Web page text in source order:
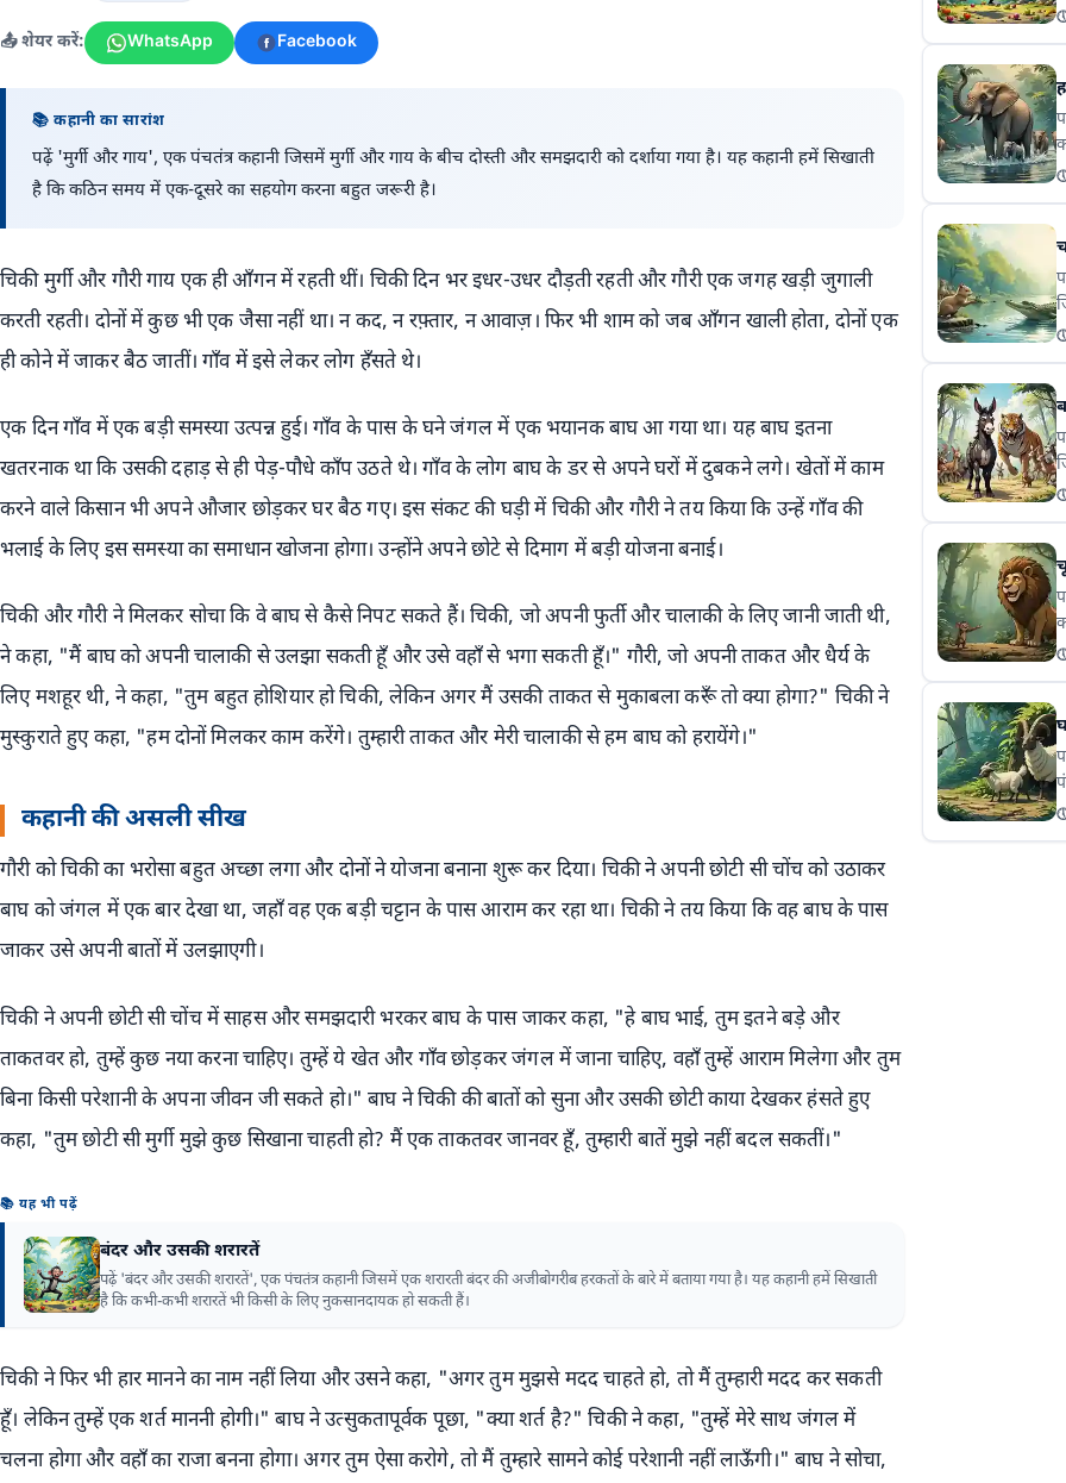
📤 शेयर करें: WhatsApp Facebook
📚 कहानी का सारांश
पढ़ें 'मुर्गी और गाय', एक पंचतंत्र कहानी जिसमें मुर्गी और गाय के बीच दोस्ती और समझदारी को दर्शाया गया है। यह कहानी हमें सिखाती
है कि कठिन समय में एक-दूसरे का सहयोग करना बहुत जरूरी है।
चिकी मुर्गी और गौरी गाय एक ही आँगन में रहती थीं। चिकी दिन भर इधर-उधर दौड़ती रहती और गौरी एक जगह खड़ी जुगाली
करती रहती। दोनों में कुछ भी एक जैसा नहीं था। न कद, न रफ़्तार, न आवाज़। फिर भी शाम को जब आँगन खाली होता, दोनों एक
ही कोने में जाकर बैठ जातीं। गाँव में इसे लेकर लोग हँसते थे।
एक दिन गाँव में एक बड़ी समस्या उत्पन्न हुई। गाँव के पास के घने जंगल में एक भयानक बाघ आ गया था। यह बाघ इतना
खतरनाक था कि उसकी दहाड़ से ही पेड़-पौधे काँप उठते थे। गाँव के लोग बाघ के डर से अपने घरों में दुबकने लगे। खेतों में काम
करने वाले किसान भी अपने औजार छोड़कर घर बैठ गए। इस संकट की घड़ी में चिकी और गौरी ने तय किया कि उन्हें गाँव की
भलाई के लिए इस समस्या का समाधान खोजना होगा। उन्होंने अपने छोटे से दिमाग में बड़ी योजना बनाई।
चिकी और गौरी ने मिलकर सोचा कि वे बाघ से कैसे निपट सकते हैं। चिकी, जो अपनी फुर्ती और चालाकी के लिए जानी जाती थी,
ने कहा, "मैं बाघ को अपनी चालाकी से उलझा सकती हूँ और उसे वहाँ से भगा सकती हूँ।" गौरी, जो अपनी ताकत और धैर्य के
लिए मशहूर थी, ने कहा, "तुम बहुत होशियार हो चिकी, लेकिन अगर मैं उसकी ताकत से मुकाबला करूँ तो क्या होगा?" चिकी ने
मुस्कुराते हुए कहा, "हम दोनों मिलकर काम करेंगे। तुम्हारी ताकत और मेरी चालाकी से हम बाघ को हरायेंगे।"
कहानी की असली सीख
गौरी को चिकी का भरोसा बहुत अच्छा लगा और दोनों ने योजना बनाना शुरू कर दिया। चिकी ने अपनी छोटी सी चोंच को उठाकर
बाघ को जंगल में एक बार देखा था, जहाँ वह एक बड़ी चट्टान के पास आराम कर रहा था। चिकी ने तय किया कि वह बाघ के पास
जाकर उसे अपनी बातों में उलझाएगी।
चिकी ने अपनी छोटी सी चोंच में साहस और समझदारी भरकर बाघ के पास जाकर कहा, "हे बाघ भाई, तुम इतने बड़े और
ताकतवर हो, तुम्हें कुछ नया करना चाहिए। तुम्हें ये खेत और गाँव छोड़कर जंगल में जाना चाहिए, वहाँ तुम्हें आराम मिलेगा और तुम
बिना किसी परेशानी के अपना जीवन जी सकते हो।" बाघ ने चिकी की बातों को सुना और उसकी छोटी काया देखकर हंसते हुए
कहा, "तुम छोटी सी मुर्गी मुझे कुछ सिखाना चाहती हो? मैं एक ताकतवर जानवर हूँ, तुम्हारी बातें मुझे नहीं बदल सकतीं।"
📚 यह भी पढ़ें
बंदर और उसकी शरारतें
पढ़ें 'बंदर और उसकी शरारतें', एक पंचतंत्र कहानी जिसमें एक शरारती बंदर की अजीबोगरीब हरकतों के बारे में बताया गया है। यह कहानी हमें सिखाती
है कि कभी-कभी शरारतें भी किसी के लिए नुकसानदायक हो सकती हैं।
चिकी ने फिर भी हार मानने का नाम नहीं लिया और उसने कहा, "अगर तुम मुझसे मदद चाहते हो, तो मैं तुम्हारी मदद कर सकती
हूँ। लेकिन तुम्हें एक शर्त माननी होगी।" बाघ ने उत्सुकतापूर्वक पूछा, "क्या शर्त है?" चिकी ने कहा, "तुम्हें मेरे साथ जंगल में
चलना होगा और वहाँ का राजा बनना होगा। अगर तुम ऐसा करोगे, तो मैं तुम्हारे सामने कोई परेशानी नहीं लाऊँगी।" बाघ ने सोचा,